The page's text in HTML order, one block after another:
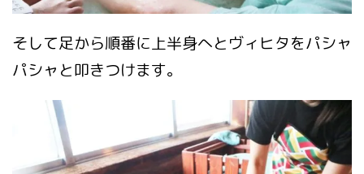
そして足から順番に上半身へとヴィヒタをパシャ
パシャと叩きつけます。